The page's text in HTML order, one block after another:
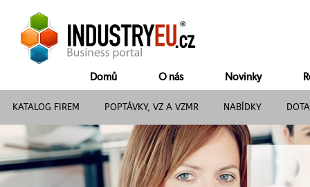
Domů O nás Novinky
KATALOG FIREM POPTÁVKY, VZ A VZMR NABÍDKY